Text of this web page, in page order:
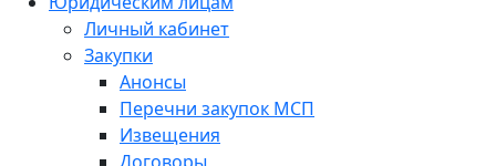
Личный кабинет
Закупки
Анонсы
Перечни закупок МСП
Извещения